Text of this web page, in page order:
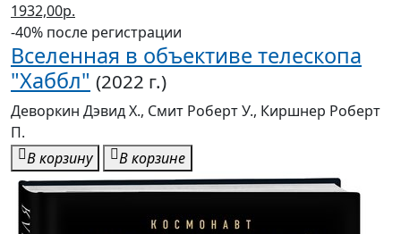
1932,00р.
-40% после регистрации
Вселенная в объективе телескопа
"Хаббл" (2022 г.)
Деворкин Дэвид Х., Смит Роберт У., Киршнер Роберт
П.
В корзину
В корзине